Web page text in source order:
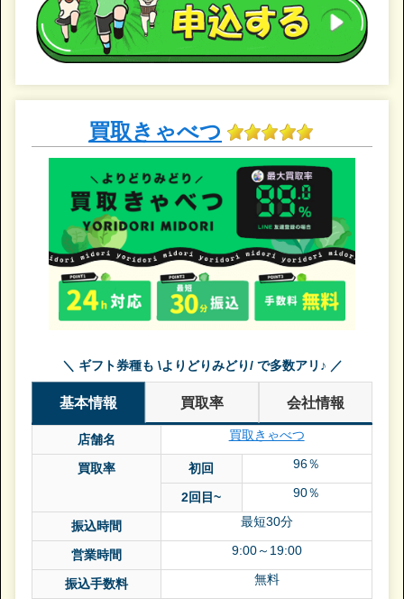
買取きゃべつ
＼ ギフト券種も \よりどりみどり/ で多数アリ♪ ／
基本情報 買取率 会社情報
店舗名 買取きゃべつ
買取率 初回 96％
2回目~ 90％
振込時間 最短30分
営業時間 9:00～19:00
振込手数料 無料